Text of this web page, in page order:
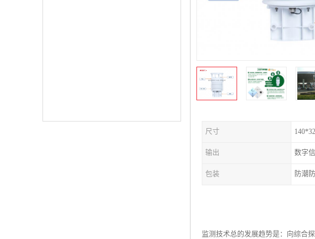
尺寸
输出 数字
包装 防潮
监测技术总的发展趋势是：向综合